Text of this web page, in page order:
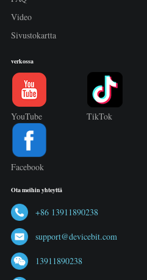
Video
Sivustokartta
verkossa
YouTube TikTok
Facebook
Ota meihin yhteyttä
+86 13911890238
support@devicebit.com
13911890238